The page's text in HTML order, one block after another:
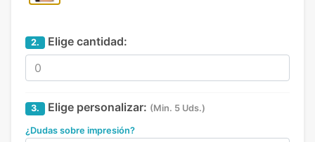
2. Elige cantidad:
3. Elige personalizar: (Min. 5 Uds.)
¿Dudas sobre impresión?